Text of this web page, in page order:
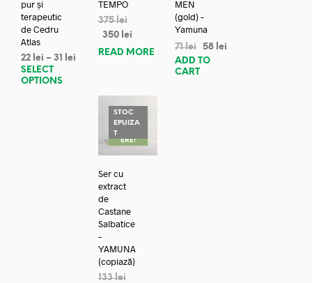
pur și
terapeutic
de Cedru
Atlas
22 lei – 31
lei
SELECT
OPTIONS
TEMPO
375lei
350 lei
READ MORE
MEN
(gold) –
Yamuna
71lei 58 lei
ADD TO
CART
STOC
EPUIZA
TREDUC
ERE!
Ser cu
extract
de
Castane
Salbatice
–
YAMUNA
(copiază)
133lei